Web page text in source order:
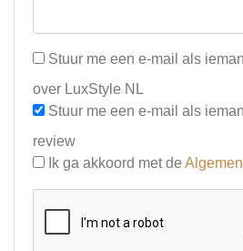
Stuur me een e-mail als
over LuxStyle NL
Stuur me een e-mail als
review
Ik ga akkoord met de